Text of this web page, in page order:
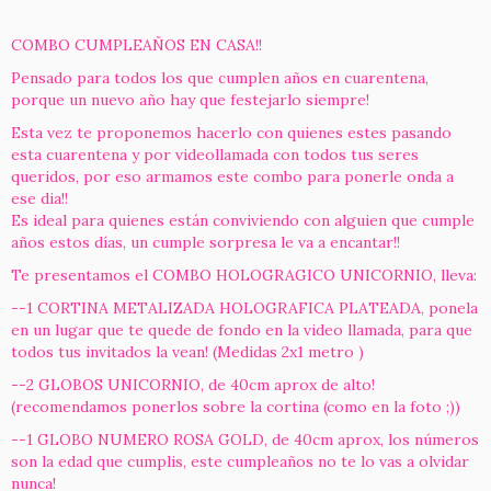
COMBO CUMPLEAÑOS EN CASA!!
Pensado para todos los que cumplen años en cuarentena,
porque un nuevo año hay que festejarlo siempre!
Esta vez te proponemos hacerlo con quienes estes pasando
esta cuarentena y por videollamada con todos tus seres
queridos, por eso armamos este combo para ponerle onda a
ese dia!!
Es ideal para quienes están conviviendo con alguien que cumple
años estos días, un cumple sorpresa le va a encantar!!
Te presentamos el COMBO HOLOGRAGICO UNICORNIO, lleva:
--1 CORTINA METALIZADA HOLOGRAFICA PLATEADA, ponela
en un lugar que te quede de fondo en la video llamada, para que
todos tus invitados la vean! (Medidas 2x1 metro )
--2 GLOBOS UNICORNIO, de 40cm aprox de alto!
(recomendamos ponerlos sobre la cortina (como en la foto ;))
--1 GLOBO NUMERO ROSA GOLD, de 40cm aprox, los números
son la edad que cumplis, este cumpleaños no te lo vas a olvidar
nunca!